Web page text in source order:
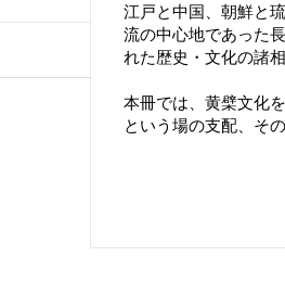
江戸と中国、朝鮮と
流の中心地であった
れた歴史・文化の諸
本冊では、黄檗文化
という場の支配、そ